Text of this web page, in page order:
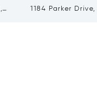
1184 Parker